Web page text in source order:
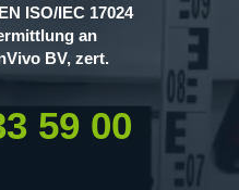
ISO/IEC 17024
an
BV, zert.
59 00